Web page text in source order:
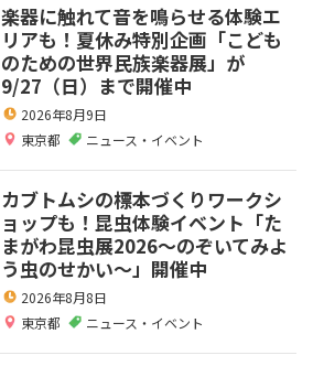
楽器に触れて音を鳴らせる体験エ
リアも！夏休み特別企画「こども
のための世界民族楽器展」が
9/27（日）まで開催中
2026年8月9日
東京都
ニュース・イベント
カブトムシの標本づくりワークシ
ョップも！昆虫体験イベント「た
まがわ昆虫展2026～のぞいてみよ
う虫のせかい～」開催中
2026年8月8日
東京都
ニュース・イベント